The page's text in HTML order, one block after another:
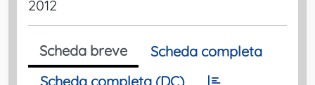
2012
Scheda breve
Scheda completa
Scheda completa (DC)